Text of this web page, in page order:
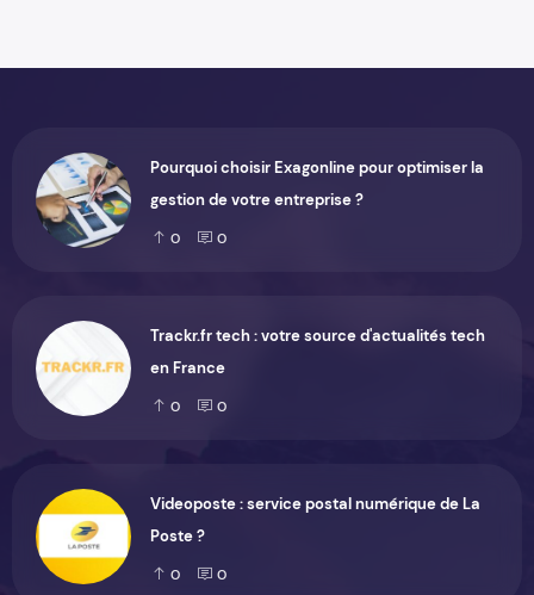
Pourquoi choisir Exagonline pour optimiser la
gestion de votre entreprise ?
0 0
Trackr.fr tech : votre source d'actualités tech
en France
0 0
Videoposte : service postal numérique de La
Poste ?
0 0